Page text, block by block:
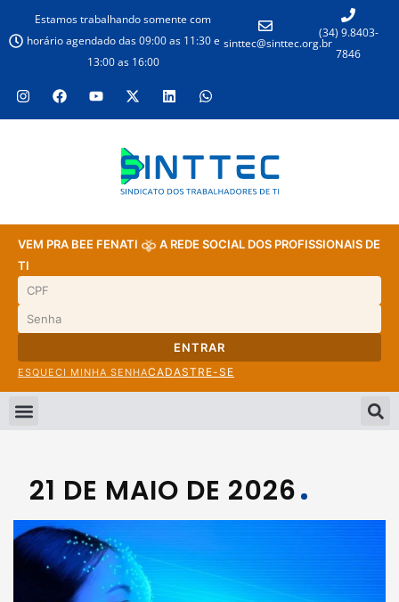
Estamos trabalhando somente com
horário agendado das 09:00 as 11:30 e
13:00 as 16:00
sinttec@sinttec.org.br
(34) 9.8403-
7846
VEM PRA BEE FENATI
A REDE SOCIAL DOS PROFISSIONAIS DE
TI
ENTRAR
ESQUECI MINHA SENHACADASTRE-SE
21 DE MAIO DE 2026